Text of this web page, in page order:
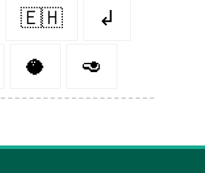
🇪🇭 ↲
🥥 🥑